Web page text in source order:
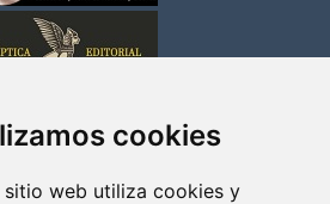
cookies
sitio web utiliza cookies y